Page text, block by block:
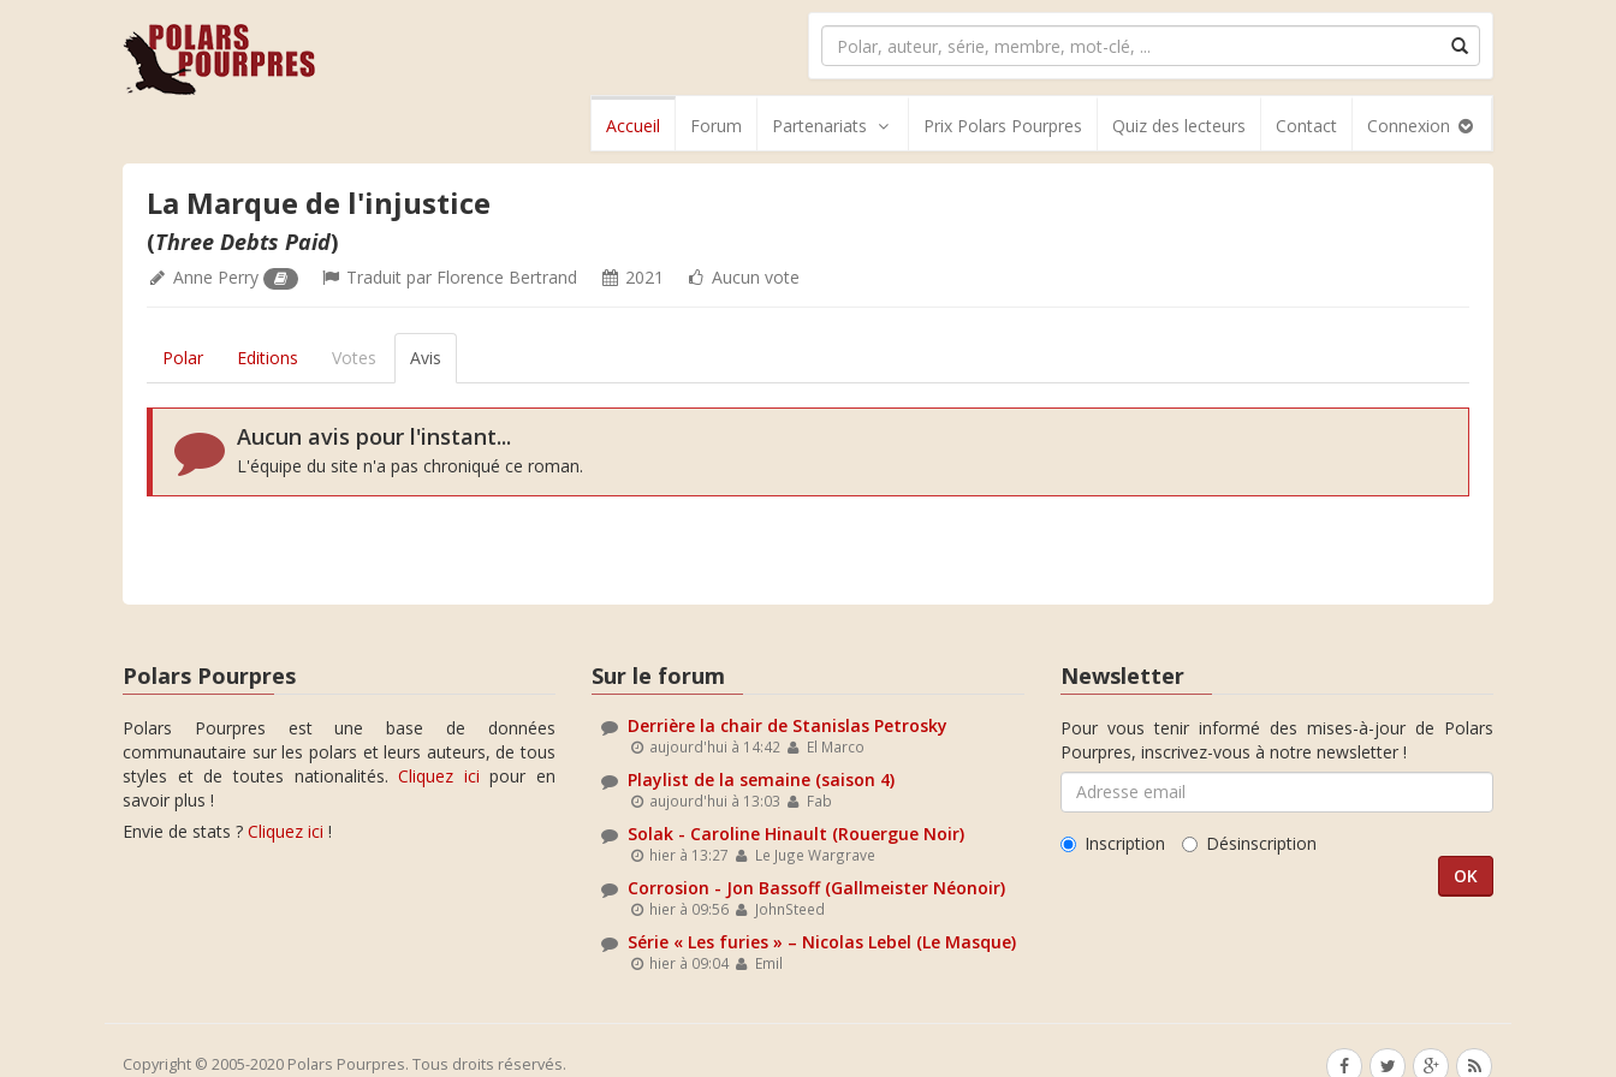
Accueil Forum Partenariats Prix Polars Pourpres Quiz des lecteurs Contact Connexion
La Marque de l'injustice
(Three Debts Paid)
Anne Perry Traduit par Florence Bertrand 2021 Aucun vote
Polar Editions Votes Avis
Aucun avis pour l'instant...
L'équipe du site n'a pas chroniqué ce roman.
Polars Pourpres
Polars Pourpres est une base de données
communautaire sur les polars et leurs auteurs, de tous
styles et de toutes nationalités.Cliquez ici pour en
savoir plus !
Envie de stats ? Cliquez ici !
Sur le forum
Derrière la chair de Stanislas Petrosky
aujourd'hui à 14:42 El Marco
Playlist de la semaine (saison 4)
aujourd'hui à 13:03 Fab
Solak - Caroline Hinault (Rouergue Noir)
hier à 13:27 Le Juge Wargrave
Corrosion - Jon Bassoff (Gallmeister Néonoir)
hier à 09:56 JohnSteed
Série « Les furies » – Nicolas Lebel (Le Masque)
hier à 09:04 Emil
Newsletter
Pour vous tenir informé des mises-à-jour de Polars
Pourpres, inscrivez-vous à notre newsletter !
Inscription Désinscription
Copyright © 2005-2020 Polars Pourpres. Tous droits réservés.